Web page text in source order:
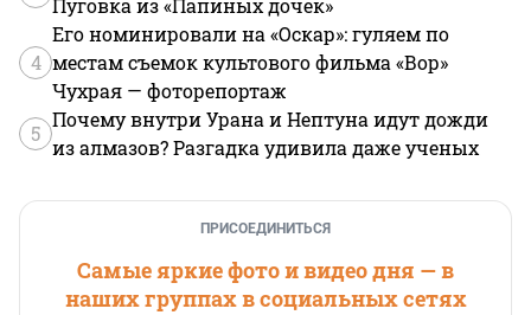
Пуговка из «Папиных дочек»
4
Его номинировали на «Оскар»: гуляем по
местам съемок культового фильма «Вор»
Чухрая — фоторепортаж
5
Почему внутри Урана и Нептуна идут дожди
из алмазов? Разгадка удивила даже ученых
ПРИСОЕДИНИТЬСЯ
Самые яркие фото и видео дня — в
наших группах в социальных сетях